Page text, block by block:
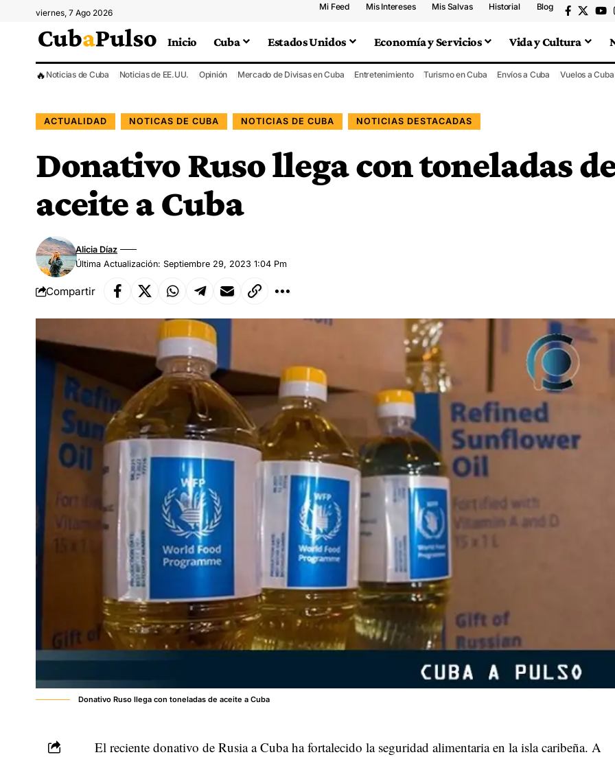
viernes, 7 Ago 2026
Mi Feed Mis Intereses Mis Salvas Historial Blog
Inicio Cuba Estados Unidos Economía y Servicios Vida y Cultura
🔥 Noticias de Cuba Noticias de EE.UU. Opinión Mercado de Divisas en Cuba Entretenimiento Turismo en Cuba Envíos a Cuba Vuelos a Cuba
ACTUALIDAD NOTICAS DE CUBA NOTICIAS DE CUBA NOTICIAS DESTACADAS
Donativo Ruso llega con toneladas
aceite a Cuba
Última Actualización: Septiembre 29, 2023 1:04 Pm
Alicia Díaz
Compartir
Donativo Ruso llega con toneladas de aceite a Cuba
El reciente donativo de Rusia a Cuba ha fortalecido la seguridad alimentaria en la isla caribeña. A